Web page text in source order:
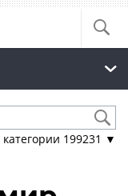
категории 199231 ▼